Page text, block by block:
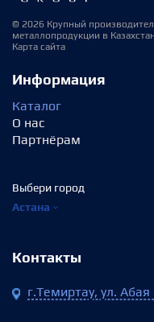
© 2026 Крупный
металлопродукции в
Карта сайта
Информация
Каталог
О нас
Партнёрам
Выбери город
Астана
Контакты
г.Темиртау, ул. Абая